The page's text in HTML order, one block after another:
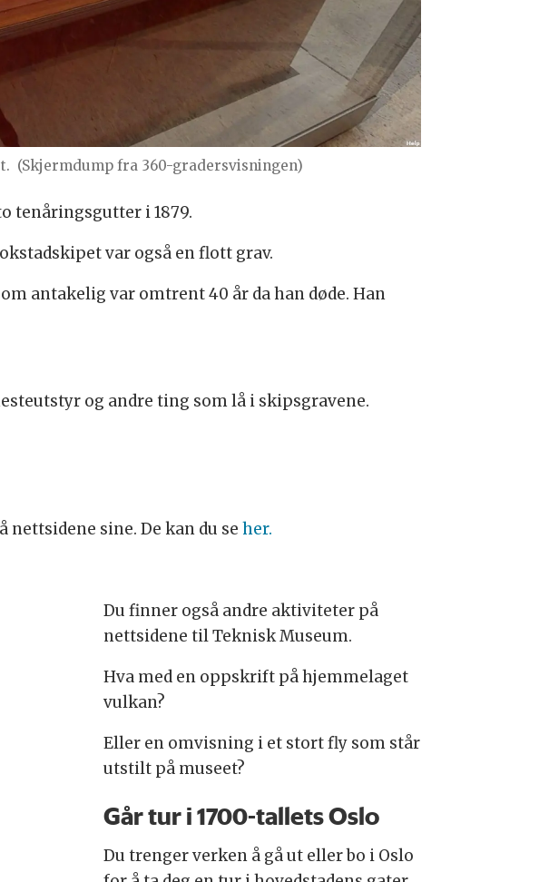
(Skjermdump fra 360-gradersvisningen)
tenåringsgutter i 1879.
var også en flott grav.
antakelig var omtrent 40 år da han døde. Han
og andre ting som lå i skipsgravene.
sine. De kan du se her.
Du finner også andre aktiviteter på
nettsidene til Teknisk Museum.
Hva med en oppskrift på hjemmelaget
vulkan?
Eller en omvisning i et stort fly som står
utstilt på museet?
Går tur i 1700-tallets Oslo
Du trenger verken å gå ut eller bo i Oslo